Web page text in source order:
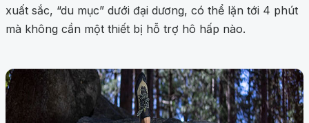
xuất sắc, “du mục” dưới đại dương, có thể lặn tới 4 phút
mà không cần một thiết bị hỗ trợ hô hấp nào.